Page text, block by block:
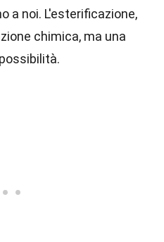
a noi. L'esterificazione,
chimica, ma una